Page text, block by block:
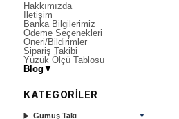
Hakkımızda
İletişim
Banka Bilgilerimiz
Ödeme Seçenekleri
Öneri/Bildirimler
Sipariş Takibi
Yüzük Ölçü Tablosu
Blog ▼
KATEGORİLER
Gümüş Takı ▼